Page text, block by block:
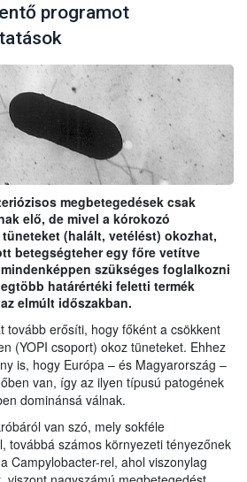
programot
megbetegedések csak
elő, de mivel a kórokozó
(halált, vetélést) okozhat,
betegségteher egy főre vetítve
szükséges foglalkozni
határértéki feletti termék
elmúlt időszakban.
tovább erősíti, hogy főként a csökkent
(YOPI csoport) okoz tüneteket. Ehhez
is, hogy Európa – és Magyarország –
van, így az ilyen típusú patogének
dominánsá válnak.
van szó, mely sokféle
továbbá számos környezeti tényezőnek
Campylobacter-rel, ahol viszonylag